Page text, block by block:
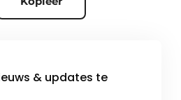
& updates te